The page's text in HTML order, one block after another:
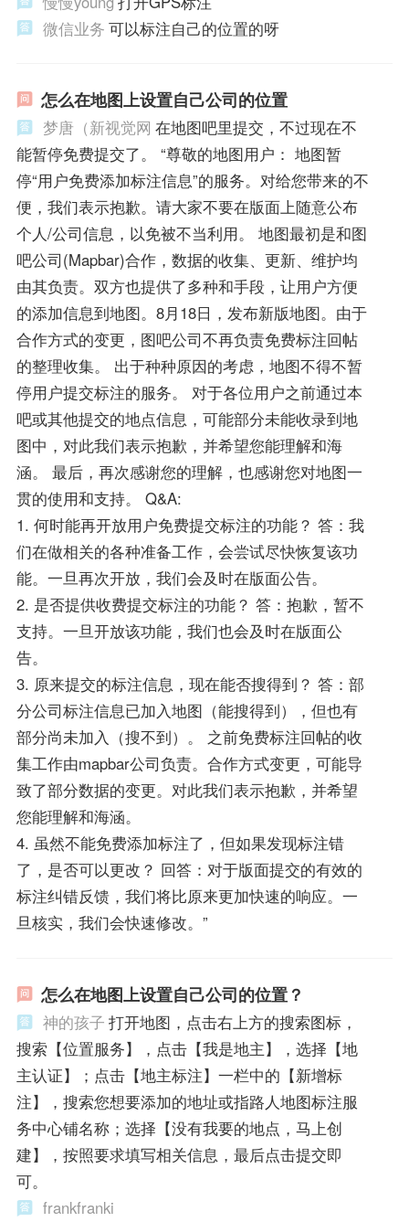
微信业务 可以标注自己的位置的呀
怎么在地图上设置自己公司的位置
梦唐（新视觉网 在地图吧里提交，不过现在不
能暂停免费提交了。 “尊敬的地图用户： 地图暂
停“用户免费添加标注信息”的服务。对给您带来的不
便，我们表示抱歉。请大家不要在版面上随意公布
个人/公司信息，以免被不当利用。 地图最初是和图
吧公司(Mapbar)合作，数据的收集、更新、维护均
由其负责。双方也提供了多种和手段，让用户方便
的添加信息到地图。8月18日，发布新版地图。由于
合作方式的变更，图吧公司不再负责免费标注回帖
的整理收集。 出于种种原因的考虑，地图不得不暂
停用户提交标注的服务。 对于各位用户之前通过本
吧或其他提交的地点信息，可能部分未能收录到地
图中，对此我们表示抱歉，并希望您能理解和海
涵。 最后，再次感谢您的理解，也感谢您对地图一
贯的使用和支持。 Q&A:
1. 何时能再开放用户免费提交标注的功能？ 答：我
们在做相关的各种准备工作，会尝试尽快恢复该功
能。一旦再次开放，我们会及时在版面公告。
2. 是否提供收费提交标注的功能？ 答：抱歉，暂不
支持。一旦开放该功能，我们也会及时在版面公
告。
3. 原来提交的标注信息，现在能否搜得到？ 答：部
分公司标注信息已加入地图（能搜得到），但也有
部分尚未加入（搜不到）。 之前免费标注回帖的收
集工作由mapbar公司负责。合作方式变更，可能导
致了部分数据的变更。对此我们表示抱歉，并希望
您能理解和海涵。
4. 虽然不能免费添加标注了，但如果发现标注错
了，是否可以更改？ 回答：对于版面提交的有效的
标注纠错反馈，我们将比原来更加快速的响应。一
旦核实，我们会快速修改。”
怎么在地图上设置自己公司的位置？
神的孩子 打开地图，点击右上方的搜索图标，
搜索【位置服务】，点击【我是地主】，选择【地
主认证】；点击【地主标注】一栏中的【新增标
注】，搜索您想要添加的地址或指路人地图标注服
务中心铺名称；选择【没有我要的地点，马上创
建】，按照要求填写相关信息，最后点击提交即
可。
frankfranki